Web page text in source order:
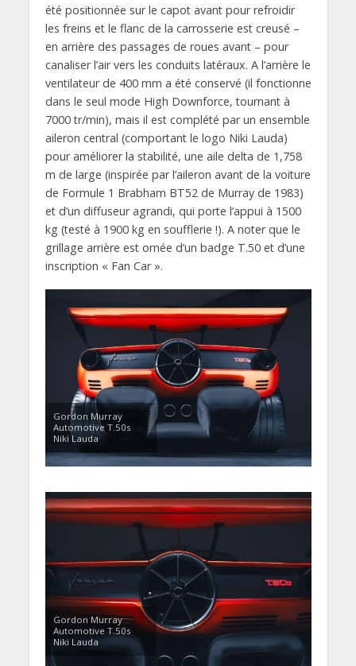
été positionnée sur le capot avant pour refroidir
les freins et le flanc de la carrosserie est creusé –
en arrière des passages de roues avant – pour
canaliser l’air vers les conduits latéraux. A l’arrière le
ventilateur de 400 mm a été conservé (il fonctionne
dans le seul mode High Downforce, tournant à
7000 tr/min), mais il est complété par un ensemble
aileron central (comportant le logo Niki Lauda)
pour améliorer la stabilité, une aile delta de 1,758
m de large (inspirée par l’aileron avant de la voiture
de Formule 1 Brabham BT52 de Murray de 1983)
et d’un diffuseur agrandi, qui porte l’appui à 1500
kg (testé à 1900 kg en soufflerie !). A noter que le
grillage arrière est ornée d’un badge T.50 et d’une
inscription « Fan Car ».
Gordon Murray
Automotive T.50s
Niki Lauda
Gordon Murray
Automotive T.50s
Niki Lauda